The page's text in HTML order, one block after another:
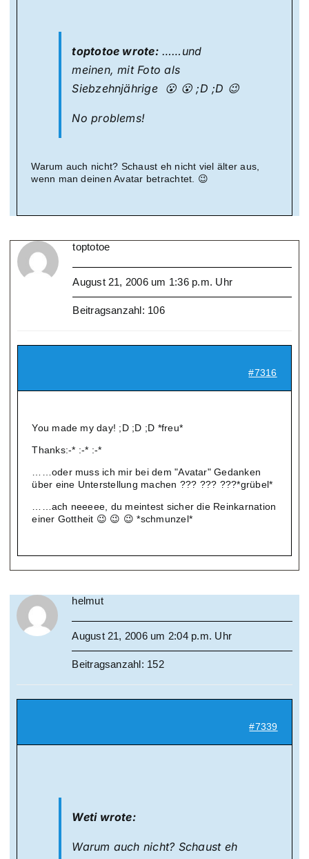
toptotoe wrote:……und
meinen, mit Foto als
Siebzehnjährige 😮 😮 ;D ;D 😉
No problems!
Warum auch nicht? Schaust eh nicht viel älter aus,
wenn man deinen Avatar betrachtet. 😉
toptotoe
August 21, 2006 um 1:36 p.m. Uhr
Beitragsanzahl: 106
#7316
You made my day! ;D ;D ;D *freu*
Thanks:-* :-* :-*
……oder muss ich mir bei dem "Avatar" Gedanken
über eine Unterstellung machen ??? ??? ???*grübel*
……ach neeeee, du meintest sicher die Reinkarnation
einer Gottheit 😉 😉 😉 *schmunzel*
helmut
August 21, 2006 um 2:04 p.m. Uhr
Beitragsanzahl: 152
#7339
Weti wrote:
Warum auch nicht? Schaust eh